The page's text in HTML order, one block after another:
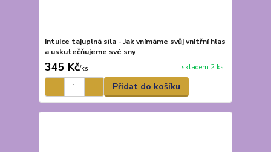
Intuice tajuplná síla - Jak vnímáme svůj vnitřní hlas
a uskutečňujeme své sny
345 Kč/ks skladem 2 ks
Přidat do košíku